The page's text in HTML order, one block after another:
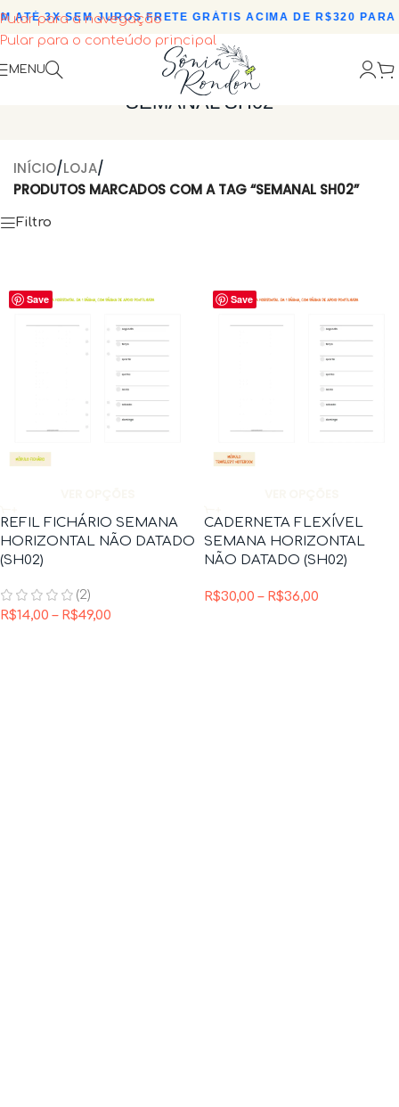
Pular para a navegação
Pular para o conteúdo principal
ATÉ 3X SEM JUROS•FRETE GRÁTIS ACIMA DE R$320 PARA
MENU
SEMANAL SH02
INÍCIO/LOJA/
PRODUTOS MARCADOS COM A TAG “SEMANAL SH02”
Filtro
Save
REFIL FICHÁRIO SEMANA
HORIZONTAL NÃO DATADO
(SH02)
(2)
R$14,00 – R$49,00
Save
CADERNETA FLEXÍVEL
SEMANA HORIZONTAL
NÃO DATADO (SH02)
R$30,00 – R$36,00